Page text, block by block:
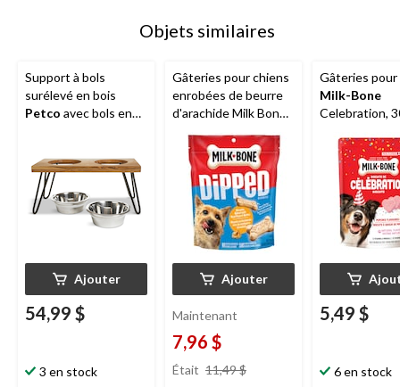
Objets similaires
Support à bols
surélevé en bois
Petco avec bols en
Ajouter
54,99 $
3 en stock
Gâteries pour chiens
enrobées de beurre
d'arachide Milk Bone,
850 g
Ajouter
Maintenant
7,96 $
Était 11,49 $
Gâteries pour
Milk-Bone
Celebration,
5,49 $
6 en stock